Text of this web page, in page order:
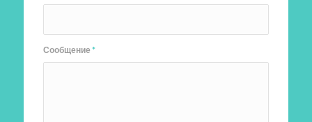
Сообщение*